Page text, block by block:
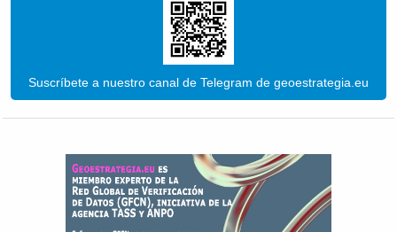
Suscríbete a nuestro canal de Telegram de geoestrategia.eu